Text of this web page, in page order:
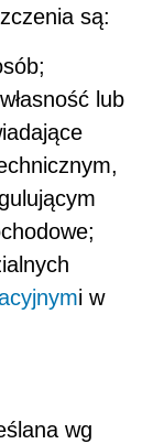
są:
lub
i w
wg